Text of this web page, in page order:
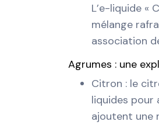
L’e-liquide «
mélange
association
Agrumes : une
Citron : le
liquides pour
ajoutent une